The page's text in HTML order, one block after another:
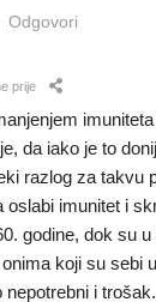
Odgovori
prije
da iako je to
razlog za takvu
oslabi imunitet i
godine, dok su
koji su sebi
nepotrebni i